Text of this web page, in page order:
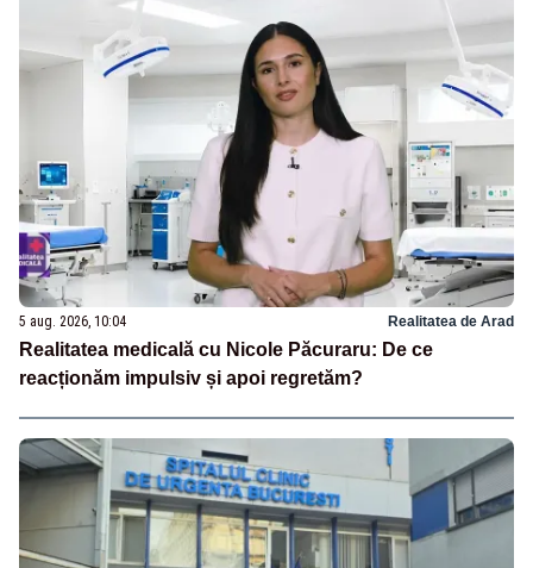
5 aug. 2026, 10:04 Realitatea de Arad
Realitatea medicală cu Nicole Păcuraru: De ce
reacționăm impulsiv și apoi regretăm?